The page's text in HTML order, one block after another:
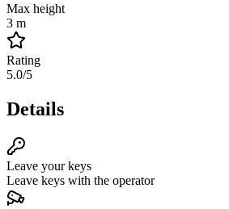
Max height
3 m
Rating
5.0/5
Details
Leave your keys
Leave keys with the operator